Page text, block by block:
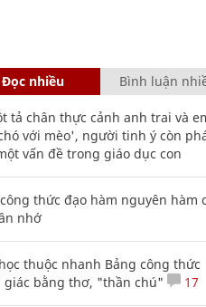
Đọc nhiều Bình luận
tả chân thực cảnh anh trai và
với mèo', người tinh ý còn
vấn đề trong giáo dục con
thức đạo hàm nguyên hàm
nhớ
thuộc nhanh Bảng công thức
giác bằng thơ, "thần chú"
17